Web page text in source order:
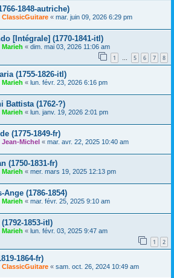
1848-autriche)
ClassicGuitare « mar. juin 09, 2026 6:29 pm
[Intégrale] (1770-1841-itl)
Marieh « dim. mai 03, 2026 11:06 am
1 … 5 6 7 8
(1755-1826-itl)
Marieh « lun. févr. 23, 2026 6:16 pm
Battista (1762-?)
Marieh « lun. janv. 19, 2026 2:01 pm
(1775-1849-fr)
Jean-Michel « mar. avr. 22, 2025 10:40 am
(1750-1831-fr)
Marieh « mer. mars 19, 2025 12:13 pm
(1786-1854)
Marieh « mar. févr. 25, 2025 9:10 am
1853-itl)
Marieh « lun. févr. 03, 2025 9:47 am
1 2
1864-fr)
ClassicGuitare « sam. oct. 26, 2024 10:49 am